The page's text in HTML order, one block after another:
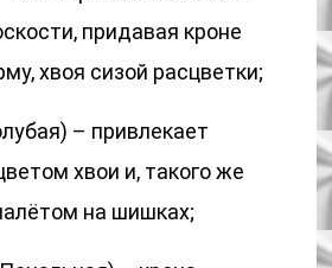
придавая кроне
хвоя сизой расцветки;
– привлекает
хвои и, такого же
на шишках;